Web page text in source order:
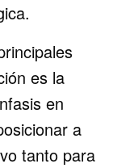
es la
en
a
tanto para